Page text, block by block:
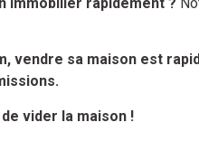
vendre sa maison est
de vider la maison !